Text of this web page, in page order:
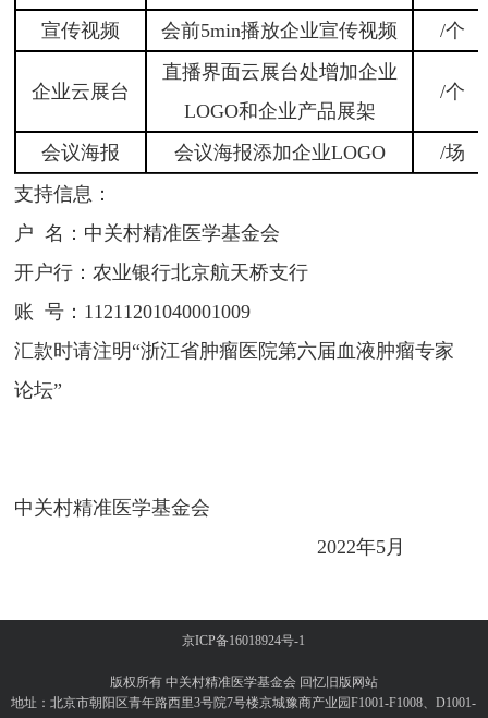
宣传视频
会前5min播放企业宣传视频 /个
企业云展台
直播界面云展台处增加企业
LOGO和企业产品展架
/个
会议海报 会议海报添加企业LOGO
/场
支持信息：
户 名：中关村精准医学基金会
开户行：农业银行北京航天桥支行
账 号：11211201040001009
汇款时请注明“浙江省肿瘤医院第六届血液肿瘤专家
论坛”
中关村精准医学基金会
2022年5月
京ICP备16018924号-1
版权所有 中关村精准医学基金会 回忆旧版网站
地址：北京市朝阳区青年路西里3号院7号楼京城豫商产业园F1001-F1008、D1001-